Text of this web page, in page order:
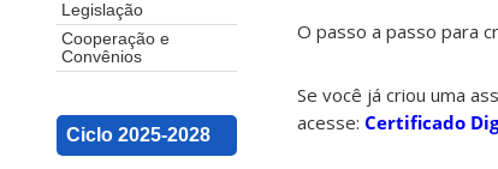
Legislação
Cooperação e
Convênios
Ciclo 2025-2028
O passo a passo para
Se você já criou uma
acesse: Certificado